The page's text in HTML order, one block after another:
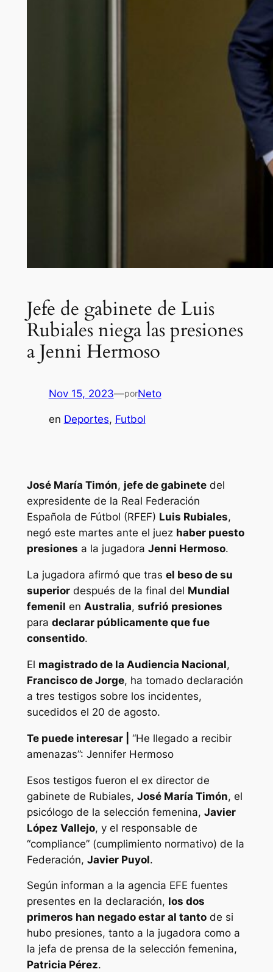
Jefe de gabinete de Luis
Rubiales niega las presiones
a Jenni Hermoso
Nov 15, 2023—porNeto
en Deportes, Futbol
José María Timón, jefe de gabinetedel
expresidente de la Real Federación
Española de Fútbol (RFEF) Luis Rubiales,
negó este martes ante el juez haber puesto
presiones a la jugadora Jenni Hermoso.
La jugadora afirmó que tras el beso de su
superiordespués de la final del Mundial
femenil en Australia, sufrió presiones
para declarar públicamente que fue
consentido.
El magistrado de la Audiencia Nacional,
Francisco de Jorge, ha tomado declaración
a tres testigos sobre los incidentes,
sucedidos el 20 de agosto.
Te puede interesar |
“He llegado a recibir
amenazas”: Jennifer Hermoso
Esos testigos fueron el ex director de
gabinete de Rubiales, José María Timón, el
psicólogo de la selección femenina, Javier
López Vallejo, y el responsable de
“compliance” (cumplimiento normativo) de la
Federación, Javier Puyol.
Según informan a la agencia EFE fuentes
presentes en la declaración, los dos
primeros han negado estar al tantode si
hubo presiones, tanto a la jugadora como a
la jefa de prensa de la selección femenina,
Patricia Pérez.